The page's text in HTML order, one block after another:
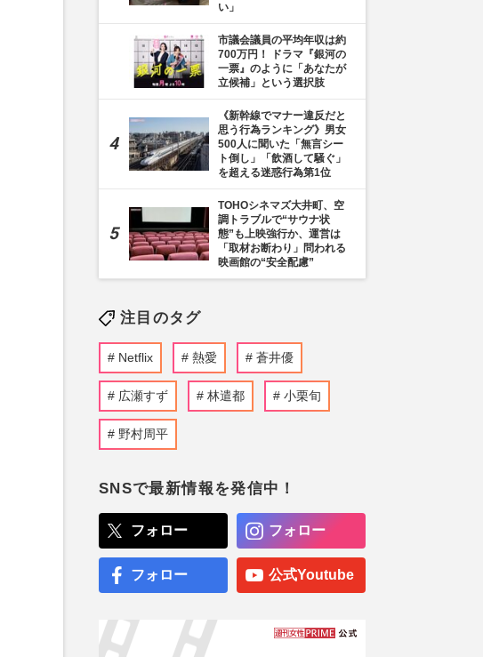
い」
市議会議員の平均年収は約
700万円！ ドラマ『銀河の
一票』のように「あなたが
立候補」という選択肢
《新幹線でマナー違反だと
思う行為ランキング》男女
500人に聞いた「無言シー
ト倒し」「飲酒して騒ぐ」
を超える迷惑行為第1位
TOHOシネマズ大井町、空
調トラブルで“サウナ状
態”も上映強行か、運営は
「取材お断わり」問われる
映画館の“安全配慮”
注目のタグ
Netflix 熱愛 蒼井優
広瀬すず 林遣都 小栗旬
野村周平
SNSで最新情報を発信中！
フォロー フォロー
フォロー 公式Youtube